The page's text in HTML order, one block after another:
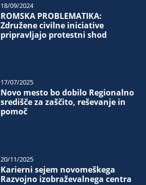
ROMSKA PROBLEMATIKA:
Združene civilne iniciative
pripravljajo protestni shod
18/09/2024
Novo mesto bo dobilo Regionalno
središče za zaščito, reševanje in
pomoč
17/07/2025
Karierni sejem novomeškega
Razvojno izobraževalnega centra
20/11/2025